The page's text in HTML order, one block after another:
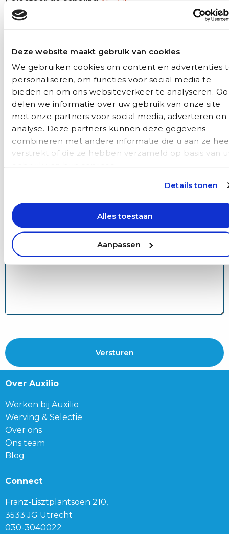
Deze website maakt gebruik van cookies
We gebruiken cookies om content en advertenties
personaliseren, om functies voor social media te
bieden en om ons websiteverkeer te analyseren.
delen we informatie over uw gebruik van onze site
met onze partners voor social media, adverteren en
analyse. Deze partners kunnen deze gegevens
combineren met andere informatie die u aan ze
verstrekt of die ze hebben verzameld op basis van
Details tonen
Alles toestaan
Aanpassen
(Vereist)
Voornaam
Achternaam
Over Auxilio
Werken bij Auxilio
Werving & Selectie
Over ons
Ons team
Blog
Connect
Franz-Lisztplantsoen 210,
3533 JG Utrecht
030-3040022